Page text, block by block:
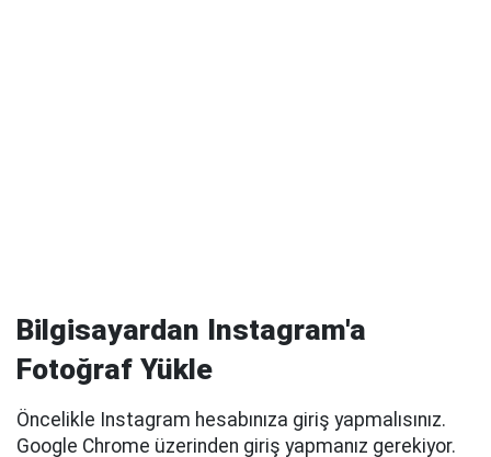
Bilgisayardan Instagram'a
Fotoğraf Yükle
Öncelikle Instagram hesabınıza giriş yapmalısınız.
Google Chrome üzerinden giriş yapmanız gerekiyor.